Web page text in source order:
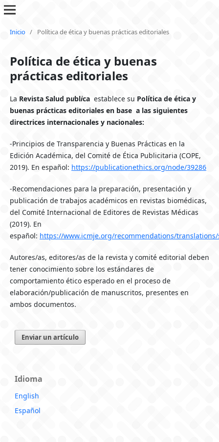
Inicio / Política de ética y buenas prácticas editoriales
Política de ética y buenas
prácticas editoriales
La Revista Salud publica establece su Política de ética y
buenas prácticas editoriales en base a las siguientes
directrices internacionales y nacionales:
-Principios de Transparencia y Buenas Prácticas en la
Edición Académica, del Comité de Ética Publicitaria (COPE,
2019). En español: https://publicationethics.org/node/39286
-Recomendaciones para la preparación, presentación y
publicación de trabajos académicos en revistas biomédicas,
del Comité Internacional de Editores de Revistas Médicas
(2019). En
español: https://www.icmje.org/recommendations/
Autores/as, editores/as de la revista y comité editorial deben
tener conocimiento sobre los estándares de
comportamiento ético esperado en el proceso de
elaboración/publicación de manuscritos, presentes en
ambos documentos.
Enviar un artículo
Idioma
English
Español